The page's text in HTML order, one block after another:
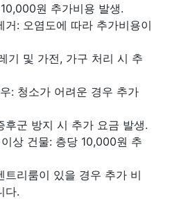
원 추가비용 발생.
거: 오염도에 따라 추가비용이
기 및 가전, 가구 처리 시 추
: 청소가 어려운 경우 추가
후군 방지 시 추가 요금 발생.
상 건물: 층당 10,000원 추
트리룸이 있을 경우 추가 비
다.